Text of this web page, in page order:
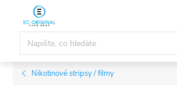
obsah
Nikotinové stripsy / filmy